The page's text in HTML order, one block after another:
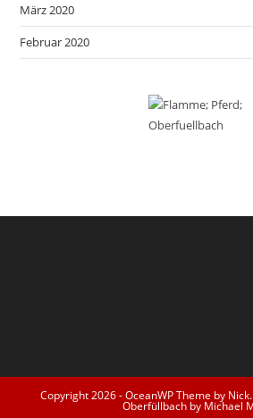
März 2020
Februar 2020
Copyright 2026 - OceanWP Theme by
Oberfüllbach by Michael